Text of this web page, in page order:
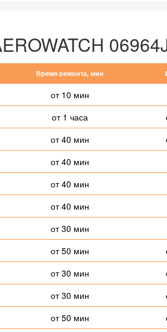
Время ремонта, мин
от 10 мин
от 1 часа
от 40 мин
от 40 мин
от 40 мин
от 40 мин
от 30 мин
от 50 мин
от 30 мин
от 30 мин
от 50 мин